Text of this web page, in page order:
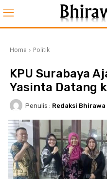
Home Politik
KPU Surabaya
Yasinta Datang
Penulis : Redaksi Bhirawa